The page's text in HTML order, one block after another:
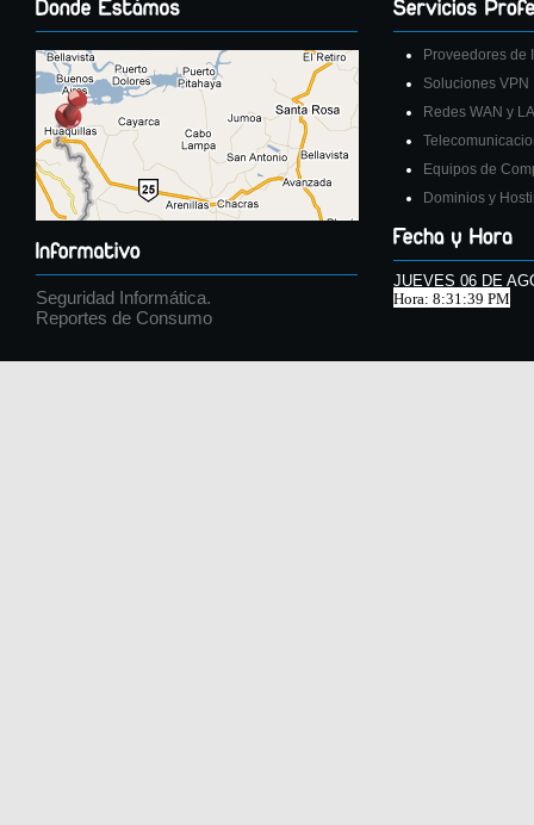
Seguridad Informática.
Reportes de Consumo
Proveedores de
Soluciones VPN
Redes WAN y
Equipos de
Dominios y
JUEVES 06 DE
Hora: 8:31:39 PM